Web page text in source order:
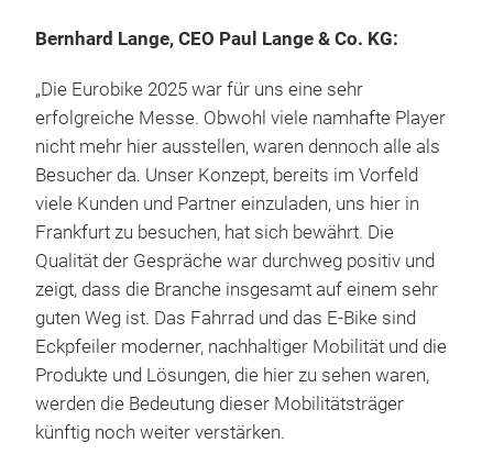
Bernhard Lange, CEO Paul Lange & Co. KG:
„Die Eurobike 2025 war für uns eine sehr
erfolgreiche Messe. Obwohl viele namhafte Player
nicht mehr hier ausstellen, waren dennoch alle als
Besucher da. Unser Konzept, bereits im Vorfeld
viele Kunden und Partner einzuladen, uns hier in
Frankfurt zu besuchen, hat sich bewährt. Die
Qualität der Gespräche war durchweg positiv und
zeigt, dass die Branche insgesamt auf einem sehr
guten Weg ist. Das Fahrrad und das E-Bike sind
Eckpfeiler moderner, nachhaltiger Mobilität und die
Produkte und Lösungen, die hier zu sehen waren,
werden die Bedeutung dieser Mobilitätsträger
künftig noch weiter verstärken.